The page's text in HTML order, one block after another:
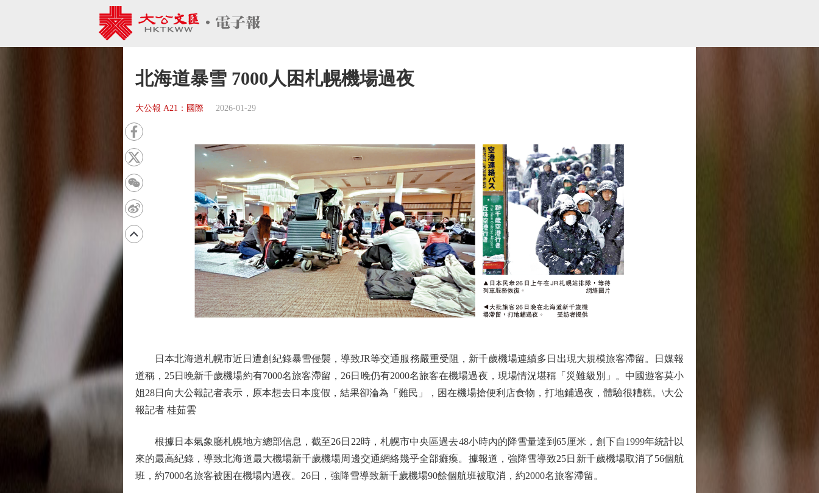
北海道暴雪 7000人困札幌機場過夜
大公報 A21：國際 2026-01-29
日本北海道札幌市近日遭創紀錄暴雪侵襲，導致JR等交通服務嚴重受阻，新千歲機場連續多日出現大規模旅客滯留。日媒報
道稱，25日晚新千歲機場約有7000名旅客滯留，26日晚仍有2000名旅客在機場過夜，現場情況堪稱「災難級別」。中國遊客莫小
姐28日向大公報記者表示，原本想去日本度假，結果卻淪為「難民」，困在機場搶便利店食物，打地鋪過夜，體驗很糟糕。\大公
報記者 桂茹雲
根據日本氣象廳札幌地方總部信息，截至26日22時，札幌市中央區過去48小時內的降雪量達到65厘米，創下自1999年統計以
來的最高紀錄，導致北海道最大機場新千歲機場周邊交通網絡幾乎全部癱瘓。據報道，強降雪導致25日新千歲機場取消了56個航
班，約7000名旅客被困在機場內過夜。26日，強降雪導致新千歲機場90餘個航班被取消，約2000名旅客滯留。